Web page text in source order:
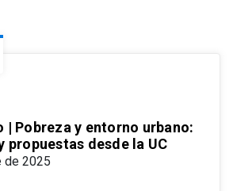
| Pobreza y entorno urbano:
propuestas desde la UC
de 2025